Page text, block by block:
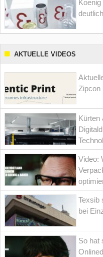
deutlich
AKTUELLE VIDEOS
Zipcon
Kürten
Video:
Texsib
bei
So hat